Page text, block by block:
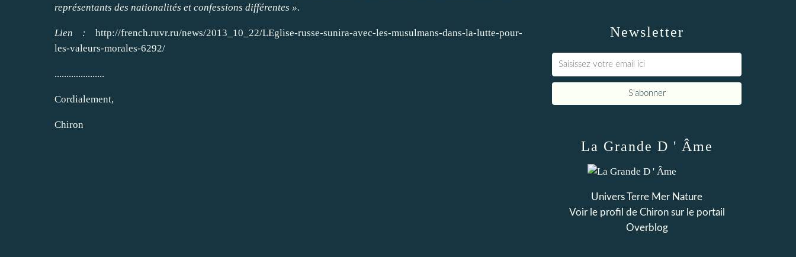
représentants des nationalités et confessions différentes ».
Lien : http://french.ruvr.ru/news/2013_10_22/LEglise-russe-sunira-avec-les-musulmans-dans-la-lutte-pour-
les-valeurs-morales-6292/
.....................
Cordialement,
Chiron
Newsletter
La Grande D ' Âme
Univers Terre Mer Nature
Voir le profil de Chironsur le portail
Overblog